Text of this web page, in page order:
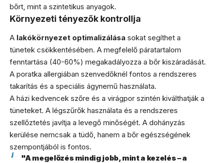
bőrt, mint a szintetikus anyagok.
Környezeti tényezők kontrollja
A lakókörnyezet optimalizálása sokat segíthet a
tünetek csökkentésében. A megfelelő páratartalom
fenntartása (40-60%) megakadályozza a bőr kiszáradását.
A poratka allergiában szenvedőknél fontos a rendszeres
takarítás és a speciális ágynemű használata.
A házi kedvencek szőre és a virágpor szintén kiválthatják a
tüneteket. A légszűrők használata és a rendszeres
szellőztetés javítja a levegő minőségét. A dohányzás
kerülése nemcsak a tüdő, hanem a bőr egészségének
szempontjából is fontos.
"A megelőzés mindig jobb, mint a kezelés – a